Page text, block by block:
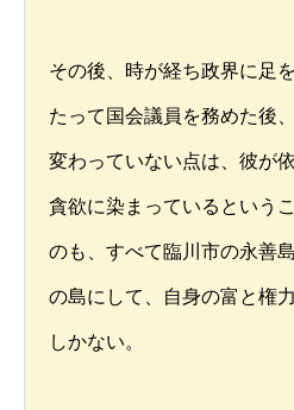
その後、時が経ち政界に足
たって国会議員を務めた後
変わっていない点は、彼が
貪欲に染まっているという
のも、すべて臨川市の永善
の島にして、自身の富と権
しかない。